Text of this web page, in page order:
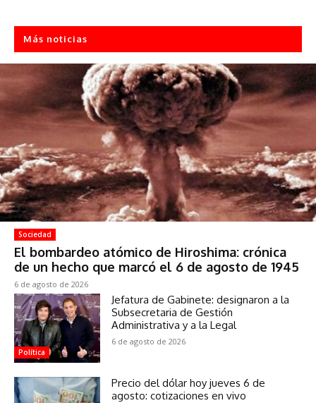
Más noticias
Sociedad
El bombardeo atómico de Hiroshima: crónica
de un hecho que marcó el 6 de agosto de 1945
6 de agosto de 2026
Política
Jefatura de Gabinete: designaron a la
Subsecretaria de Gestión
Administrativa y a la Legal
6 de agosto de 2026
Precio del dólar hoy jueves 6 de
agosto: cotizaciones en vivo